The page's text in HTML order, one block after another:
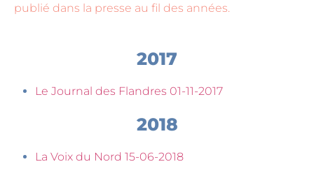
publié dans la presse au fil des années.
2017
Le Journal des Flandres 01-11-2017
2018
La Voix du Nord 15-06-2018